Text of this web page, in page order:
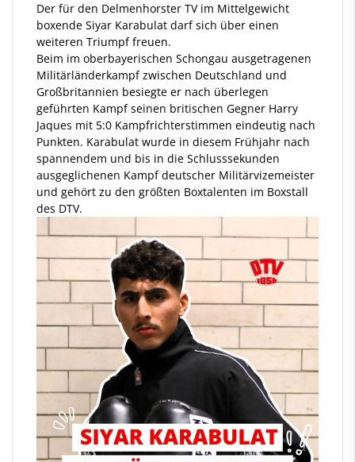
Der für den Delmenhorster TV im Mittelgewicht
boxende Siyar Karabulat darf sich über einen
weiteren Triumpf freuen.
Beim im oberbayerischen Schongau ausgetragenen
Militärländerkampf zwischen Deutschland und
Großbritannien besiegte er nach überlegen
geführten Kampf seinen britischen Gegner Harry
Jaques mit 5:0 Kampfrichterstimmen eindeutig nach
Punkten. Karabulat wurde in diesem Frühjahr nach
spannendem und bis in die Schlusssekunden
ausgeglichenen Kampf deutscher Militärvizemeister
und gehört zu den größten Boxtalenten im Boxstall
des DTV.